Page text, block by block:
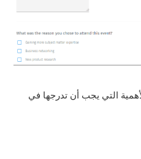
التي يجب أن تدرجها في